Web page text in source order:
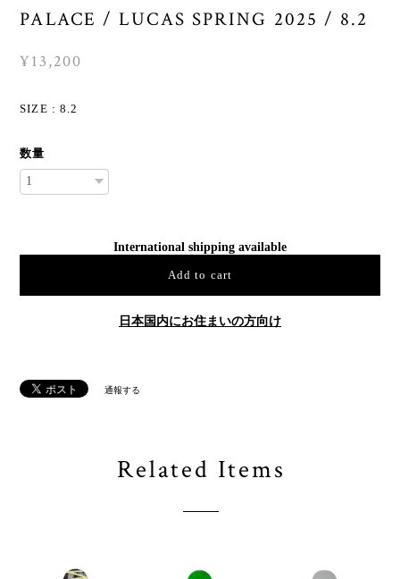
PALACE / LUCAS SPRING 2025 / 8.2
¥13,200
SIZE : 8.2
数量
International shipping available
Add to cart
日本国内にお住まいの方向け
通報する
Related Items